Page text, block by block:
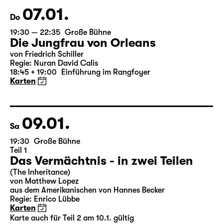
Der vollständige Spielplan wird bis zum 5.
des Vormonats veröffentlicht.
Do 07.01.
19:30 — 22:35 Große Bühne
Die Jungfrau von Orleans
18:45 + 19:00 Einführung im Rangfoyer
Karten
Sa 09.01.
19:30 Große Bühne
Teil 1
Das Vermächtnis - in zwei Teilen
(The Inheritance)
von Matthew Lopez